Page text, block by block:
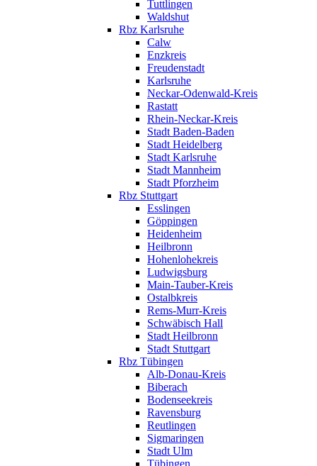
Tuttlingen
Waldshut
Rbz Karlsruhe
Calw
Enzkreis
Freudenstadt
Karlsruhe
Neckar-Odenwald-Kreis
Rastatt
Rhein-Neckar-Kreis
Stadt Baden-Baden
Stadt Heidelberg
Stadt Karlsruhe
Stadt Mannheim
Stadt Pforzheim
Rbz Stuttgart
Esslingen
Göppingen
Heidenheim
Heilbronn
Hohenlohekreis
Ludwigsburg
Main-Tauber-Kreis
Ostalbkreis
Rems-Murr-Kreis
Schwäbisch Hall
Stadt Heilbronn
Stadt Stuttgart
Rbz Tübingen
Alb-Donau-Kreis
Biberach
Bodenseekreis
Ravensburg
Reutlingen
Sigmaringen
Stadt Ulm
Tübingen